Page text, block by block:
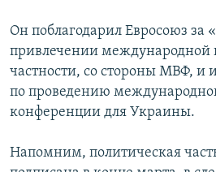
Он поблагодарил Евросоюз за
привлечении
частности, со стороны МВФ, и
по проведению
конференции для Украины.
Напомним, политическая